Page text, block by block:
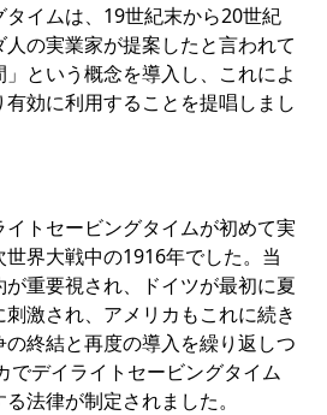
イムは、19世紀末から20世紀
の実業家が提案したと言われて
という概念を導入し、これによ
効に利用することを提唱しまし
イトセービングタイムが初めて実
界大戦中の1916年でした。当
重要視され、ドイツが最初に夏
激され、アメリカもこれに続き
の終結と再度の導入を繰り返しつ
でデイライトセービングタイム
法律が制定されました。